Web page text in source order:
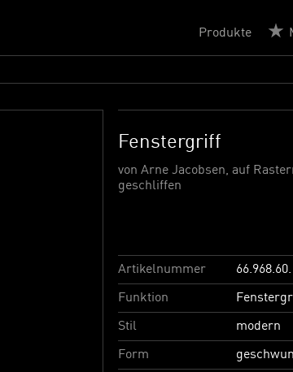
Produkte
Fenstergriff
von Arne Jacobsen, auf
geschliffen
Artikelnummer 66.968.60.
Funktion
Stil modern
Form